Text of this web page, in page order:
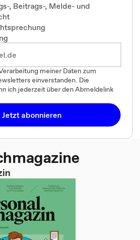
, Beitrags-, Melde- und
meiner Daten zum
einverstanden. Die
ich jederzeit über den Abmeldelink
Jetzt abonnieren